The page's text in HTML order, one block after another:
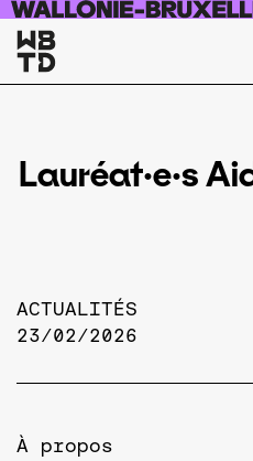
Aller au contenu principal
Lauréat·e·s
ACTUALITÉS
23/02/2026
À propos